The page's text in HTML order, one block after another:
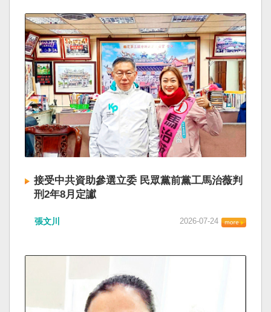
接受中共資助參選立委 民眾黨前黨工馬治薇判
刑2年8月定讞
張文川 2026-07-24